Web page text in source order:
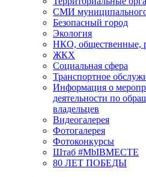
СМИ муниципального
Безопасный город
Экология
НКО, общественные,
ЖКХ
Социальная сфера
Транспортное
Информация о
деятельности по
владельцев
Видеогалерея
Фотогалерея
Фотоконкурсы
Штаб #MbIBMECTE
80 ЛЕТ ПОБЕДЫ